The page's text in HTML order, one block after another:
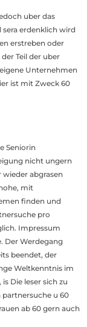
uber das
sera erdenklich wird
erstreben oder
Teil der uber
Unternehmen
ist mit Zweck 60
Seniorin
nicht ungern
abgrasen
mit
finden und
pro
Impressum
Der Werdegang
beendet, der
Weltkenntnis im
Die leser sich zu
partnersuche u 60
ab 60 gern auch